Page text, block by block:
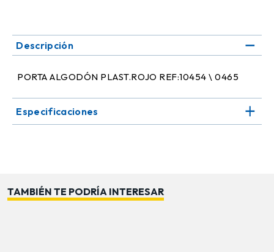
Descripción
PORTA ALGODÓN PLAST.ROJO REF:10454 \ 0465
Especificaciones
TAMBIÉN TE PODRÍA INTERESAR